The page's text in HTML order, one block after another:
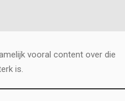
vooral content over die
is.